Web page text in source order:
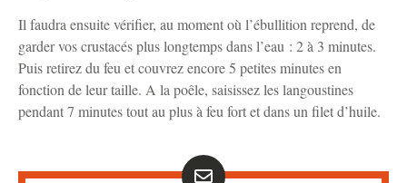
Il faudra ensuite vérifier, au moment où l’ébullition reprend, de
garder vos crustacés plus longtemps dans l’eau : 2 à 3 minutes.
Puis retirez du feu et couvrez encore 5 petites minutes en
fonction de leur taille. A la poêle, saisissez les langoustines
pendant 7 minutes tout au plus à feu fort et dans un filet d’huile.